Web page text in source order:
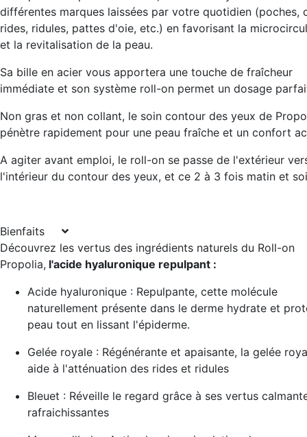
différentes marques laissées par votre quotidien (poches,
rides, ridules, pattes d'oie, etc.) en favorisant la
et la revitalisation de la peau.
Sa bille en acier vous apportera une touche de fraîcheur
immédiate et son système roll-on permet un dosage
Non gras et non collant, le soin contour des yeux de
pénètre rapidement pour une peau fraîche et un confort
A agiter avant emploi, le roll-on se passe de l'extérieur
l'intérieur du contour des yeux, et ce 2 à 3 fois matin et
Bienfaits
Découvrez les vertus des ingrédients naturels du Roll-on
Propolia, l'acide hyaluronique repulpant :
Acide hyaluronique : Repulpante, cette molécule
naturellement présente dans le derme hydrate et
peau tout en lissant l'épiderme.
Gelée royale : Régénérante et apaisante, la gelée
aide à l'atténuation des rides et ridules
Bleuet : Réveille le regard grâce à ses vertus
rafraichissantes